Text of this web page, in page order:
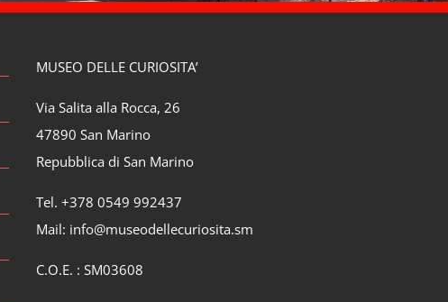
MUSEO DELLE CURIOSITA’
Via Salita alla Rocca, 26
47890 San Marino
Repubblica di San Marino
Tel. +378 0549 992437
Mail: info@museodellecuriosita.sm
C.O.E. : SM03608